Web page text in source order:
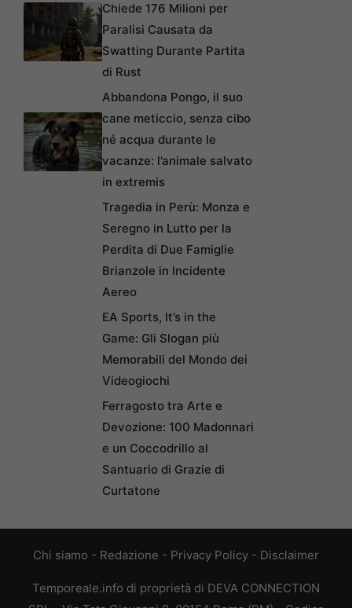
Chiede 176 Milioni per
Paralisi Causata da
Swatting Durante Partita
di Rust
Abbandona Pongo, il suo
cane meticcio, senza cibo
né acqua durante le
vacanze: l’animale salvato
in extremis
Tragedia in Perù: Monza e
Seregno in Lutto per la
Perdita di Due Famiglie
Brianzole in Incidente
Aereo
EA Sports, It’s in the
Game: Gli Slogan più
Memorabili del Mondo dei
Videogiochi
Ferragosto tra Arte e
Devozione: 100 Madonnari
e un Coccodrillo al
Santuario di Grazie di
Curtatone
Chi siamo - Redazione - Privacy Policy - Disclaimer
Temporeale.info di proprietà di DEVA CONNECTION